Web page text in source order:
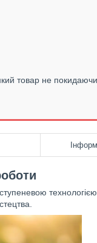
товар не покидаючи